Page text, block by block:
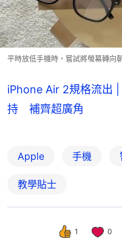
平時放低手機時，嘗試將螢幕轉向
iPhone Air 2規格流出
持 補齊超廣角
Apple 手機
教學貼士
1 0